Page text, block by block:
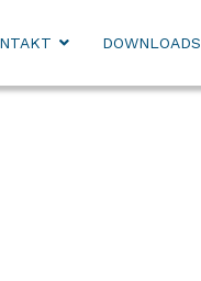
DOWNLOADS